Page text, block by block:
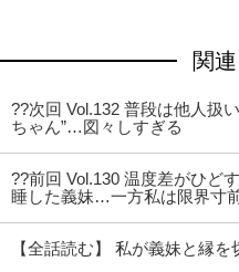
関
??次回 Vol.132 普段は他人扱
ちゃん”…図々しすぎる
??前回 Vol.130 温度差がひど
睡した義妹…一方私は限界寸
【全話読む】 私が義妹と縁を